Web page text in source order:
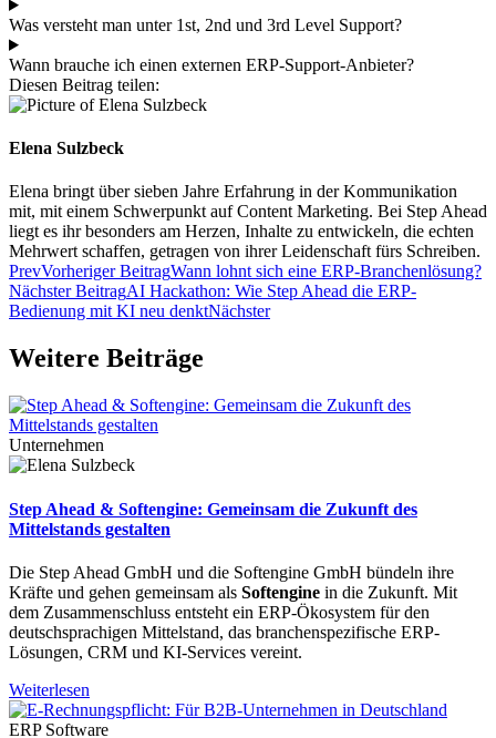
Was versteht man unter 1st, 2nd und 3rd Level Support?
Wann brauche ich einen externen ERP-Support-Anbieter?
Diesen Beitrag teilen:
Elena Sulzbeck
Elena bringt über sieben Jahre Erfahrung in der Kommunikation
mit, mit einem Schwerpunkt auf Content Marketing. Bei Step Ahead
liegt es ihr besonders am Herzen, Inhalte zu entwickeln, die echten
Mehrwert schaffen, getragen von ihrer Leidenschaft fürs Schreiben.
PrevVorheriger BeitragWann lohnt sich eine ERP-Branchenlösung?
Nächster BeitragAI Hackathon: Wie Step Ahead die ERP-
Bedienung mit KI neu denktNächster
Weitere Beiträge
Unternehmen
Step Ahead & Softengine: Gemeinsam die Zukunft des
Mittelstands gestalten
Die Step Ahead GmbH und die Softengine GmbH bündeln ihre
Kräfte und gehen gemeinsam als Softengine in die Zukunft. Mit
dem Zusammenschluss entsteht ein ERP-Ökosystem für den
deutschsprachigen Mittelstand, das branchenspezifische ERP-
Lösungen, CRM und KI-Services vereint.
Weiterlesen
ERP Software